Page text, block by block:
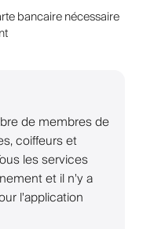
bancaire nécessaire
de membres de
coiffeurs et
les services
et il n'y a
l'application